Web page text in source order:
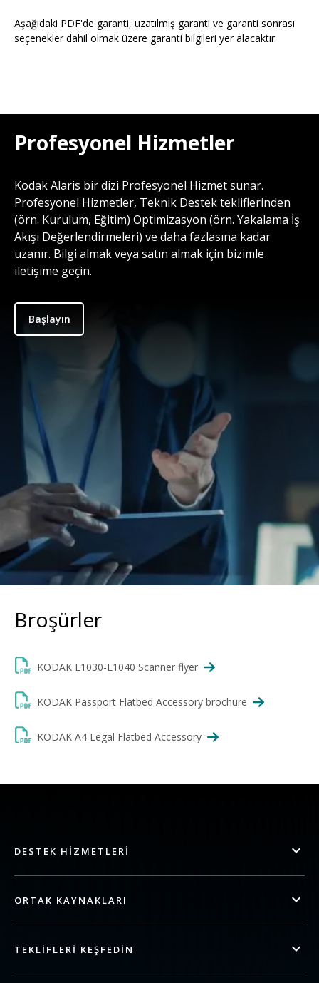
Aşağıdaki PDF'de garanti, uzatılmış garanti ve garanti sonrası
seçenekler dahil olmak üzere garanti bilgileri yer alacaktır.
Profesyonel Hizmetler
Kodak Alaris bir dizi Profesyonel Hizmet sunar.
Profesyonel Hizmetler, Teknik Destek tekliflerinden
(örn. Kurulum, Eğitim) Optimizasyon (örn. Yakalama İş
Akışı Değerlendirmeleri) ve daha fazlasına kadar
uzanır. Bilgi almak veya satın almak için bizimle
iletişime geçin.
Başlayın
Broşürler
KODAK E1030-E1040 Scanner flyer
KODAK Passport Flatbed Accessory brochure
KODAK A4 Legal Flatbed Accessory
DESTEK HIZMETLERI
ORTAK KAYNAKLARI
TEKLIFLERI KEŞFEDIN